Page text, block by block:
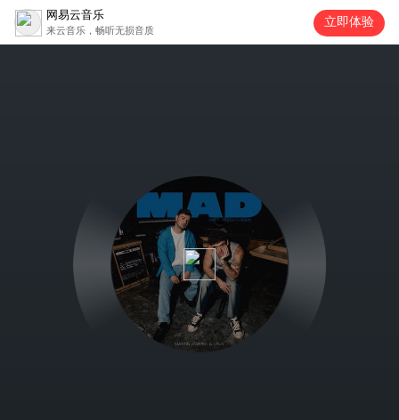
网易云音乐
来云音乐，畅听无损音质
立即体验